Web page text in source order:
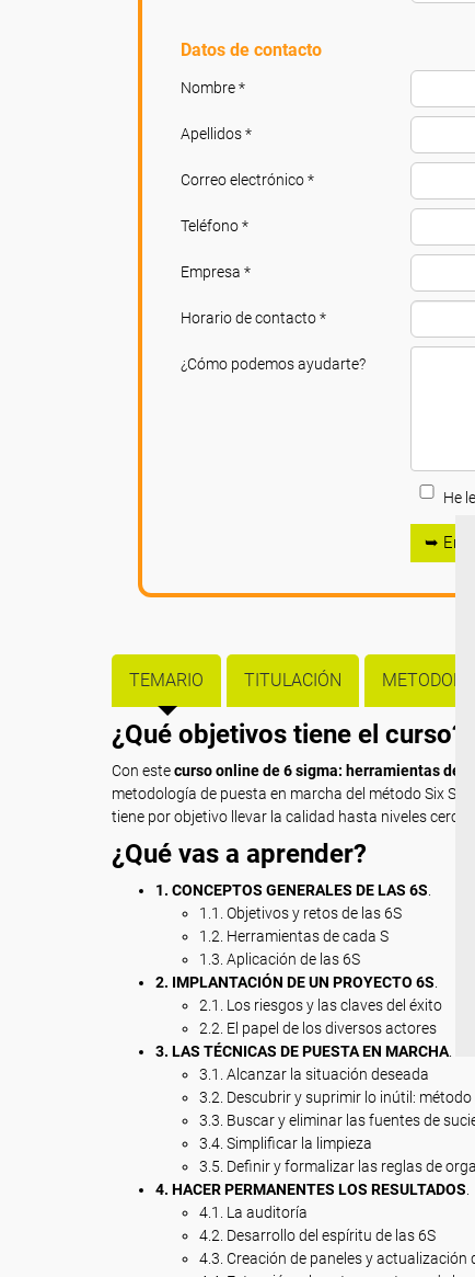
Datos de contacto
Nombre *
Apellidos *
Correo electrónico *
Teléfono *
Empresa *
Horario de contacto *
¿Cómo podemos ayudarte?
He
➥
TEMARIO TITULACIÓN
¿Qué objetivos tiene el curso?
Con estecurso online de 6 sigma: herramientas de
metodología de puesta en marcha del método Six
tiene por objetivo llevar la calidad hasta niveles
¿Qué vas a aprender?
1. CONCEPTOS GENERALES DE LAS 6S
1.1. Objetivos y retos de las 6S
1.2. Herramientas de cada S
1.3. Aplicación de las 6S
2. IMPLANTACIÓN DE UN PROYECTO 6S
2.1. Los riesgos y las claves del éxito
2.2. El papel de los diversos actores
3. LAS TÉCNICAS DE PUESTA EN MARCHA
3.1. Alcanzar la situación deseada
3.2. Descubrir y suprimir lo inútil:
3.3. Buscar y eliminar las fuentes de
3.4. Simplificar la limpieza
3.5. Definir y formalizar las reglas de
4. HACER PERMANENTES LOS RESULTADOS
4.1. La auditoría
4.2. Desarrollo del espíritu de las 6S
4.3. Creación de paneles y actualización